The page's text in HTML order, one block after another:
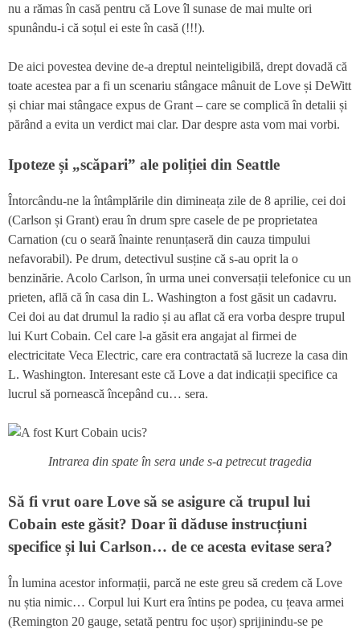
nu a rămas în casă pentru că Love îl sunase de mai multe ori
spunându-i că soțul ei este în casă (!!!).
De aici povestea devine de-a dreptul neinteligibilă, drept dovadă că
toate acestea par a fi un scenariu stângace mânuit de Love și DeWitt
și chiar mai stângace expus de Grant – care se complică în detalii și
părând a evita un verdict mai clar. Dar despre asta vom mai vorbi.
Ipoteze și „scăpari” ale poliției din Seattle
Întorcându-ne la întâmplările din dimineața zile de 8 aprilie, cei doi
(Carlson și Grant) erau în drum spre casele de pe proprietatea
Carnation (cu o seară înainte renunțaseră din cauza timpului
nefavorabil). Pe drum, detectivul susține că s-au oprit la o
benzinărie. Acolo Carlson, în urma unei conversații telefonice cu un
prieten, află că în casa din L. Washington a fost găsit un cadavru.
Cei doi au dat drumul la radio și au aflat că era vorba despre trupul
lui Kurt Cobain. Cel care l-a găsit era angajat al firmei de
electricitate Veca Electric, care era contractată să lucreze la casa din
L. Washington. Interesant este că Love a dat indicații specifice ca
lucrul să pornească începând cu… sera.
Intrarea din spate în sera unde s-a petrecut tragedia
Să fi vrut oare Love să se asigure că trupul lui
Cobain este găsit? Doar îi dăduse instrucțiuni
specifice și lui Carlson… de ce acesta evitase sera?
În lumina acestor informații, parcă ne este greu să credem că Love
nu știa nimic… Corpul lui Kurt era întins pe podea, cu țeava armei
(Remington 20 gauge, setată pentru foc ușor) sprijinindu-se pe